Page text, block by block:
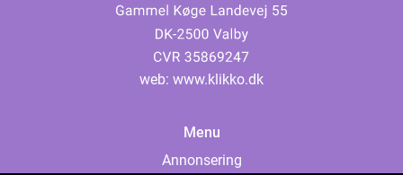
web: www.klikko.dk
Menu
Annonsering